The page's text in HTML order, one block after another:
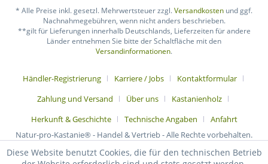
* Alle Preise inkl. gesetzl. Mehrwertsteuer zzgl.Versandkosten und ggf.
Nachnahmegebühren, wenn nicht anders beschrieben.
**gilt für Lieferungen innerhalb Deutschlands, Lieferzeiten für andere
Länder entnehmen Sie bitte der Schaltfläche mit den
Versandinformationen.
Händler-Registrierung Karriere / Jobs
Kontaktformular
Zahlung und Versand
Über uns
Kastanienholz
Herkunft & Geschichte
Technische Angaben
Anfahrt
Natur-pro-Kastanie® - Handel & Vertrieb - Alle Rechte vorbehalten.
Diese Website benutzt Cookies, die für den technischen Betrieb